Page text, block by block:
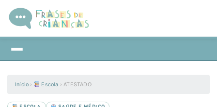
Início › Escola ›ATESTADO